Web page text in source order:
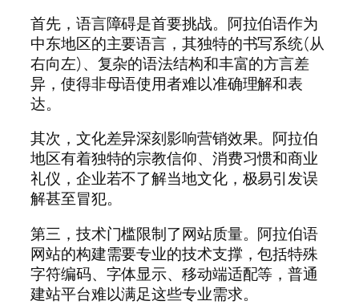
首先，语言障碍是首要挑战。阿拉伯语作为
中东地区的主要语言，其独特的书写系统(从
右向左)、复杂的语法结构和丰富的方言差
异，使得非母语使用者难以准确理解和表
达。
其次，文化差异深刻影响营销效果。阿拉伯
地区有着独特的宗教信仰、消费习惯和商业
礼仪，企业若不了解当地文化，极易引发误
解甚至冒犯。
第三，技术门槛限制了网站质量。阿拉伯语
网站的构建需要专业的技术支撑，包括特殊
字符编码、字体显示、移动端适配等，普通
建站平台难以满足这些专业需求。